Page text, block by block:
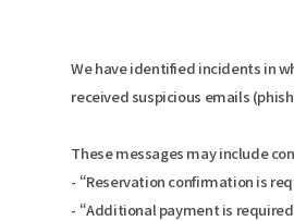
We have identified incidents in
received suspicious emails
These messages may include
- “Reservation confirmation is
- “Additional payment is